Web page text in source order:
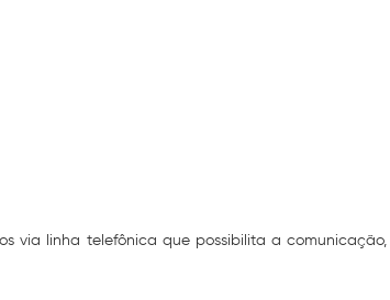
via linha telefônica que possibilita a